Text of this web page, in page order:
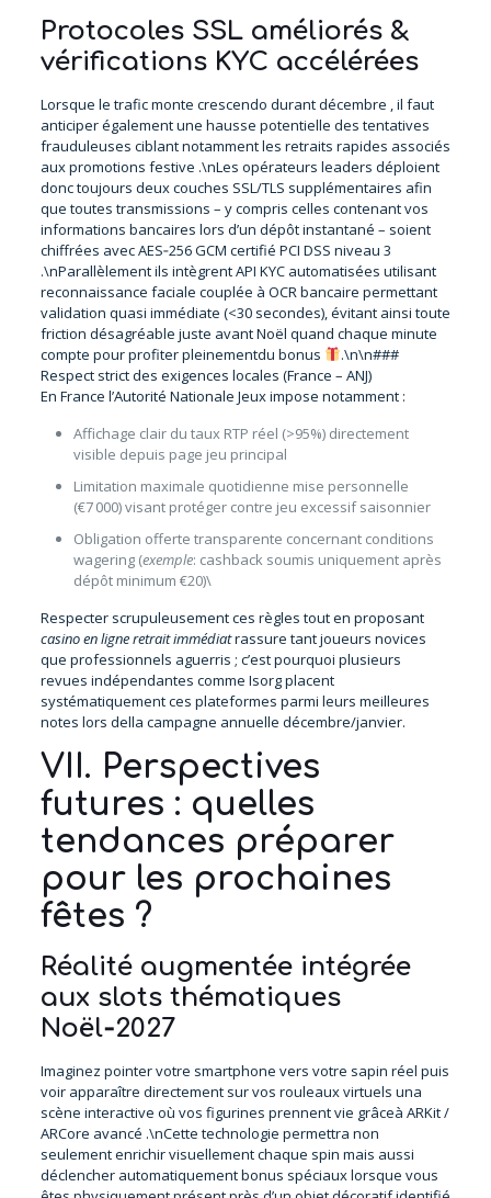
Protocoles SSL améliorés &
vérifications KYC accélérées
Lorsque le trafic monte crescendo durant décembre , il faut
anticiper également une hausse potentielle des tentatives
frauduleuses ciblant notamment les retraits rapides associés
aux promotions festive .\nLes opérateurs leaders déploient
donc toujours deux couches SSL/TLS supplémentaires afin
que toutes transmissions – y compris celles contenant vos
informations bancaires lors d’un dépôt instantané – soient
chiffrées avec AES‑256 GCM certifié PCI DSS niveau 3
.\nParallèlement ils intègrent API KYC automatisées utilisant
reconnaissance faciale couplée à OCR bancaire permettant
validation quasi immédiate (<30 secondes), évitant ainsi toute
friction désagréable juste avant Noël quand chaque minute
compte pour profiter pleinementdu bonus
.\n\n###
Respect strict des exigences locales (France – ANJ)
En France l’Autorité Nationale Jeux impose notamment :
Affichage clair du taux RTP réel (>95%) directement
visible depuis page jeu principal
Limitation maximale quotidienne mise personnelle
(€7 000) visant protéger contre jeu excessif saisonnier
Obligation offerte transparente concernant conditions
wagering (exemple: cashback soumis uniquement après
dépôt minimum €20)\
Respecter scrupuleusement ces règles tout en proposant
casino en ligne retrait immédiatrassure tant joueurs novices
que professionnels aguerris ; c’est pourquoi plusieurs
revues indépendantes comme Isorg placent
systématiquement ces plateformes parmi leurs meilleures
notes lors della campagne annuelle décembre/​janvier.
VII. Perspectives
futures : quelles
tendances préparer
pour les prochaines
fêtes ?
Réalité augmentée intégrée
aux slots thématiques
Noël‑2027
Imaginez pointer votre smartphone vers votre sapin réel puis
voir apparaître directement sur vos rouleaux virtuels una
scène interactive où vos figurines prennent vie grâceà ARKit /
ARCore avancé .\nCette technologie permettra non
seulement enrichir visuellement chaque spin mais aussi
déclencher automatiquement bonus spéciaux lorsque vous